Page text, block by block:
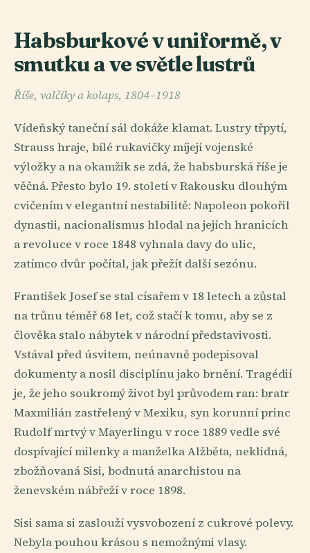
Habsburkové v uniformě, v
smutku a ve světle lustrů
Říše, valčíky a kolaps, 1804–1918
Vídeňský taneční sál dokáže klamat. Lustry třpytí,
Strauss hraje, bílé rukavičky míjejí vojenské
výložky a na okamžik se zdá, že habsburská říše je
věčná. Přesto bylo 19. století v Rakousku dlouhým
cvičením v elegantní nestabilitě: Napoleon pokořil
dynastii, nacionalismus hlodal na jejích hranicích
a revoluce v roce 1848 vyhnala davy do ulic,
zatímco dvůr počítal, jak přežít další sezónu.
František Josef se stal císařem v 18 letech a zůstal
na trůnu téměř 68 let, což stačí k tomu, aby se z
člověka stalo nábytek v národní představivosti.
Vstával před úsvitem, neúnavně podepisoval
dokumenty a nosil disciplínu jako brnění. Tragédií
je, že jeho soukromý život byl průvodem ran: bratr
Maxmilián zastřelený v Mexiku, syn korunní princ
Rudolf mrtvý v Mayerlingu v roce 1889 vedle své
dospívající milenky a manželka Alžběta, neklidná,
zbožňovaná Sisi, bodnutá anarchistou na
ženevském nábřeží v roce 1898.
Sisi sama si zaslouží vysvobození z cukrové polevy.
Nebyla pouhou krásou s nemožnými vlasy.